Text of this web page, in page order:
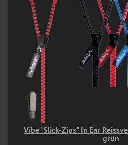
Vibe "Slick-Zips" In Ear
grün